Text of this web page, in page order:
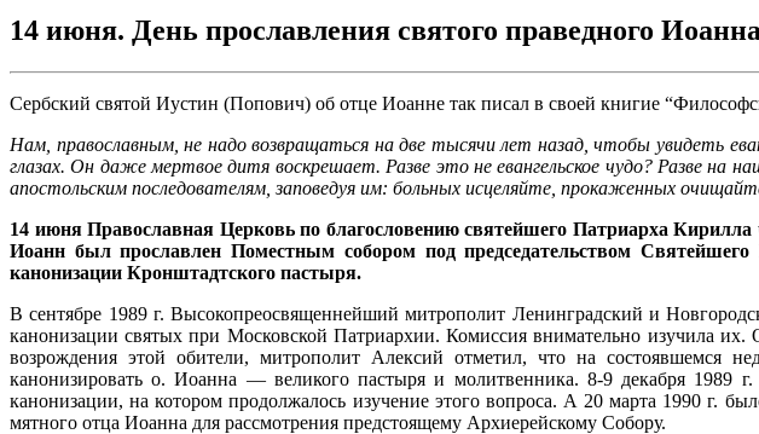
14 июня. День прославления святого праведного
Сербский святой Иустин (Попович) об отце Иоанне так писал в своей книгие
Нам, православным, не надо возвращаться на две тысячи лет назад, чтобы увидеть
глазах. Он даже мертвое дитя воскрешает. Разве это не евангельское чудо? Разве на
апостольским последователям, заповедуя им: больных исцеляйте, прокаженных
14 июня Православная Церковь по благословению святейшего Патриарха Кирилла
Иоанн был прославлен Поместным собором под председательством
канонизации Кронштадтского пастыря.
В сен­тябре 1989 г. Высокопреосвященнейший митрополит Ленинградский и
канонизации святых при Мос­ковской Патриархии. Комиссия внимательно изучила
возрож­дения этой обители, митрополит Алексий отметил, что на состоявшемся
канонизировать о. Иоанна — великого пас­тыря и молитвенника. 8-9 декабря 1989
канонизации, на кото­ром продолжалось изучение этого вопроса. А 20 марта 1990 г.
мятного отца Иоанна для рассмотрения предстоящему Архиерейскому Собору.